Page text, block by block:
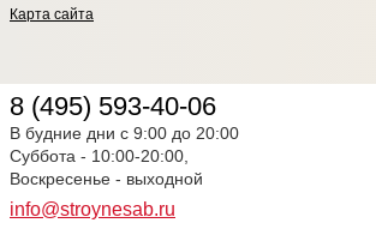
Карта сайта
8 (495) 593-40-06
В будние дни с 9:00 до 20:00
Суббота - 10:00-20:00,
Воскресенье - выходной
info@stroynesab.ru